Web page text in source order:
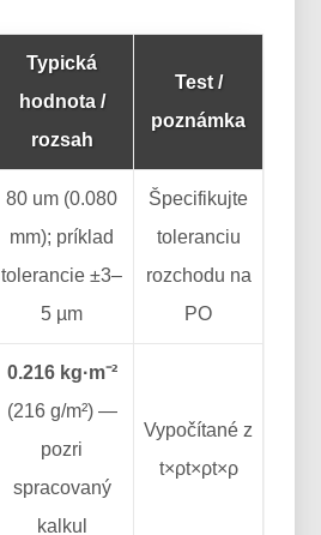
Typická
hodnota /
rozsah
Test /
poznámka
80 um (0.080
mm); príklad
tolerancie ±3–
5 µm
Špecifikujte
toleranciu
rozchodu na
PO
0.216 kg·m⁻²
(216 g/m²) —
pozri
spracovaný
kalkul
Vypočítané z
t×ρt×ρt×ρ